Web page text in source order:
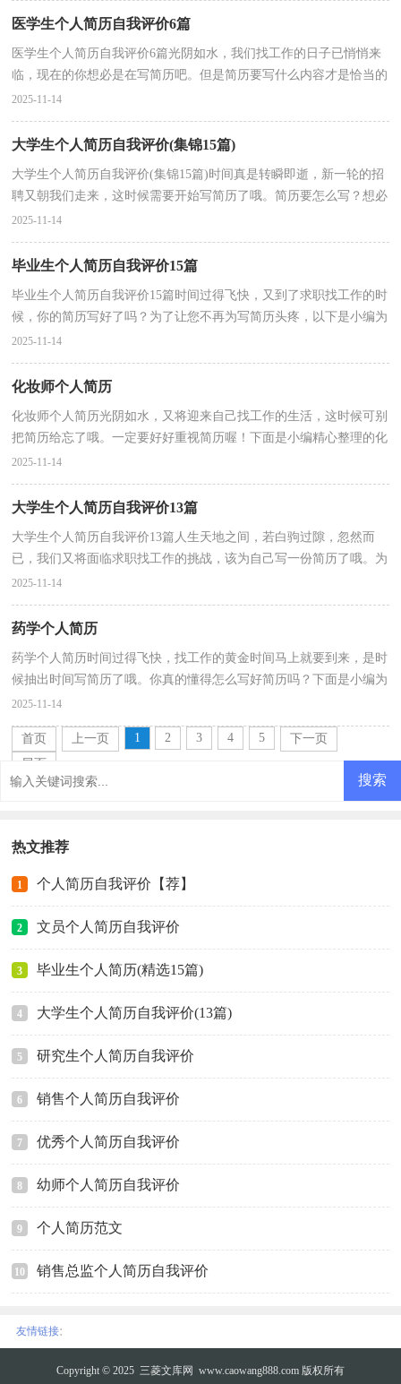
医学生个人简历自我评价6篇
医学生个人简历自我评价6篇光阴如水，我们找工作的日子已悄悄来
临，现在的你想必是在写简历吧。但是简历要写什么内容才是恰当的
呢？以下是小编为大家收集的医学生个人简历自我评...
2025-11-14
大学生个人简历自我评价(集锦15篇)
大学生个人简历自我评价(集锦15篇)时间真是转瞬即逝，新一轮的招
聘又朝我们走来，这时候需要开始写简历了哦。简历要怎么写？想必
这让大家都很苦恼吧，下面是小编为大家收集的大学生...
2025-11-14
毕业生个人简历自我评价15篇
毕业生个人简历自我评价15篇时间过得飞快，又到了求职找工作的时
候，你的简历写好了吗？为了让您不再为写简历头疼，以下是小编为
大家整理的毕业生个人简历自我评价，欢迎阅读，希望大家...
2025-11-14
化妆师个人简历
化妆师个人简历光阴如水，又将迎来自己找工作的生活，这时候可别
把简历给忘了哦。一定要好好重视简历喔！下面是小编精心整理的化
妆师个人简历，仅供参考，大家一起来看看吧。化妆师个...
2025-11-14
大学生个人简历自我评价13篇
大学生个人简历自我评价13篇人生天地之间，若白驹过隙，忽然而
已，我们又将面临求职找工作的挑战，该为自己写一份简历了哦。为
了让您不再为写简历头疼，以下是小编为大家整理的大学生...
2025-11-14
药学个人简历
药学个人简历时间过得飞快，找工作的黄金时间马上就要到来，是时
候抽出时间写简历了哦。你真的懂得怎么写好简历吗？下面是小编为
大家整理的药学个人简历，欢迎大家分享。药学个人简...
2025-11-14
首页 上一页 1 2 3 4 5
下一页
尾页
热文推荐
1 个人简历自我评价【荐】
2 文员个人简历自我评价
3 毕业生个人简历(精选15篇)
4 大学生个人简历自我评价(13篇)
5 研究生个人简历自我评价
6 销售个人简历自我评价
7 优秀个人简历自我评价
8 幼师个人简历自我评价
9 个人简历范文
10 销售总监个人简历自我评价
友情链接:
Copyright © 2025 三菱文库网 www.caowang888.com 版权所有